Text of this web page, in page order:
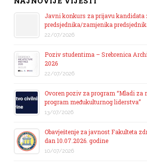
Javni konkurs za prijavu kandidata
predsjednika/zamjenika
22/07/2026
Poziv studentima – Srebrenica
2026
22/07/2026
Ovoren poziv za program “Mladi za
program međukulturnog liderstva”
13/07/2026
Obavještenje za javnost Fakulteta
dan 10.07.2026. godine
10/07/2026